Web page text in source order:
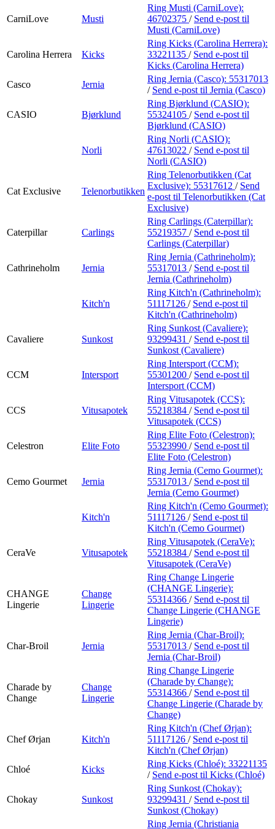
CarniLove Musti
Ring Musti (CarniLove):
46702375 / Send e-post til
Musti (CarniLove)
Carolina Herrera Kicks
Ring Kicks (Carolina Herrera):
33221135 / Send e-post til
Kicks (Carolina Herrera)
Casco
Jernia
Ring Jernia (Casco): 55317013
/ Send e-post til Jernia (Casco)
CASIO Bjørklund
Ring Bjørklund (CASIO):
55324105 / Send e-post til
Bjørklund (CASIO)
Norli
Ring Norli (CASIO):
47613022 / Send e-post til
Norli (CASIO)
Cat Exclusive Telenorbutikken
Ring Telenorbutikken (Cat
Exclusive): 55317612 / Send
e-post til Telenorbutikken (Cat
Exclusive)
Caterpillar Carlings
Ring Carlings (Caterpillar):
55219357 / Send e-post til
Carlings (Caterpillar)
Cathrineholm Jernia
Ring Jernia (Cathrineholm):
55317013 / Send e-post til
Jernia (Cathrineholm)
Kitch'n
Ring Kitch'n (Cathrineholm):
51117126 / Send e-post til
Kitch'n (Cathrineholm)
Cavaliere Sunkost
Ring Sunkost (Cavaliere):
93299431 / Send e-post til
Sunkost (Cavaliere)
CCM Intersport
Ring Intersport (CCM):
55301200 / Send e-post til
Intersport (CCM)
CCS Vitusapotek
Ring Vitusapotek (CCS):
55218384 / Send e-post til
Vitusapotek (CCS)
Celestron Elite Foto
Ring Elite Foto (Celestron):
55323990 / Send e-post til
Elite Foto (Celestron)
Cemo Gourmet Jernia
Ring Jernia (Cemo Gourmet):
55317013 / Send e-post til
Jernia (Cemo Gourmet)
Kitch'n
Ring Kitch'n (Cemo Gourmet):
51117126 / Send e-post til
Kitch'n (Cemo Gourmet)
CeraVe Vitusapotek
Ring Vitusapotek (CeraVe):
55218384 / Send e-post til
Vitusapotek (CeraVe)
CHANGE
Lingerie
Change
Lingerie
Ring Change Lingerie
(CHANGE Lingerie):
55314366 / Send e-post til
Change Lingerie (CHANGE
Lingerie)
Char-Broil Jernia
Ring Jernia (Char-Broil):
55317013 / Send e-post til
Jernia (Char-Broil)
Charade by
Change
Change
Lingerie
Ring Change Lingerie
(Charade by Change):
55314366 / Send e-post til
Change Lingerie (Charade by
Change)
Chef Ørjan Kitch'n
Ring Kitch'n (Chef Ørjan):
51117126 / Send e-post til
Kitch'n (Chef Ørjan)
Chloé
Kicks
Ring Kicks (Chloé): 33221135
/ Send e-post til Kicks (Chloé)
Chokay Sunkost
Ring Sunkost (Chokay):
93299431 / Send e-post til
Sunkost (Chokay)
Ring Jernia (Christiania